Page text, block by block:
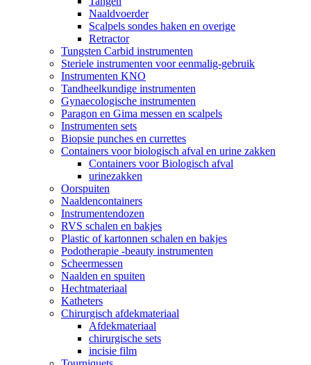
Naaldvoerder
Scalpels sondes haken en overige
Retractor
Tungsten Carbid instrumenten
Steriele instrumenten voor eenmalig-gebruik
Instrumenten KNO
Tandheelkundige instrumenten
Gynaecologische instrumenten
Paragon en Gima messen en scalpels
Instrumenten sets
Biopsie punches en currettes
Containers voor biologisch afval en urine zakken
Containers voor Biologisch afval
urinezakken
Oorspuiten
Naaldencontainers
Instrumentendozen
RVS schalen en bakjes
Plastic of kartonnen schalen en bakjes
Podotherapie -beauty instrumenten
Scheermessen
Naalden en spuiten
Hechtmateriaal
Katheters
Chirurgisch afdekmateriaal
Afdekmateriaal
chirurgische sets
incisie film